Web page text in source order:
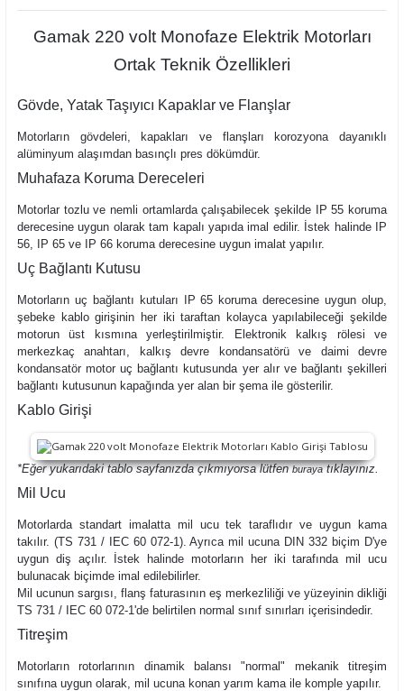
Gamak 220 volt Monofaze Elektrik Motorları
Ortak Teknik Özellikleri
Gövde, Yatak Taşıyıcı Kapaklar ve Flanşlar
Motorların gövdeleri, kapakları ve flanşları korozyona dayanıklı
alüminyum alaşımdan basınçlı pres dökümdür.
Muhafaza Koruma Dereceleri
Motorlar tozlu ve nemli ortamlarda çalışabilecek şekilde IP 55 koruma
derecesine uygun olarak tam kapalı yapıda imal edilir. İstek halinde IP
56, IP 65 ve IP 66 koruma derecesine uygun imalat yapılır.
Uç Bağlantı Kutusu
Motorların uç bağlantı kutuları IP 65 koruma derecesine uygun olup,
şebeke kablo girişinin her iki taraftan kolayca yapılabileceği şekilde
motorun üst kısmına yerleştirilmiştir. Elektronik kalkış rölesi ve
merkezkaç anahtarı, kalkış devre kondansatörü ve daimi devre
kondansatör motor uç bağlantı kutusunda yer alır ve bağlantı şekilleri
bağlantı kutusunun kapağında yer alan bir şema ile gösterilir.
Kablo Girişi
*Eğer yukarıdaki tablo sayfanızda çıkmıyorsa lütfenburayatıklayınız.
Mil Ucu
Motorlarda standart imalatta mil ucu tek taraflıdır ve uygun kama
takılır. (TS 731 / IEC 60 072-1). Ayrıca mil ucuna DIN 332 biçim D'ye
uygun diş açılır. İstek halinde motorların her iki tarafında mil ucu
bulunacak biçimde imal edilebilirler.
Mil ucunun sargısı, flanş faturasının eş merkezliliği ve yüzeyinin dikliği
TS 731 / IEC 60 072-1'de belirtilen normal sınıf sınırları içerisindedir.
Titreşim
Motorların rotorlarının dinamik balansı "normal" mekanik titreşim
sınıfına uygun olarak, mil ucuna konan yarım kama ile komple yapılır.